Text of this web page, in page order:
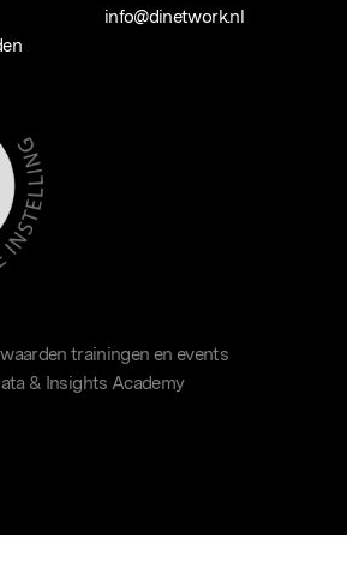
info@dinetwork.nl
trainingen en events
& Insights Academy